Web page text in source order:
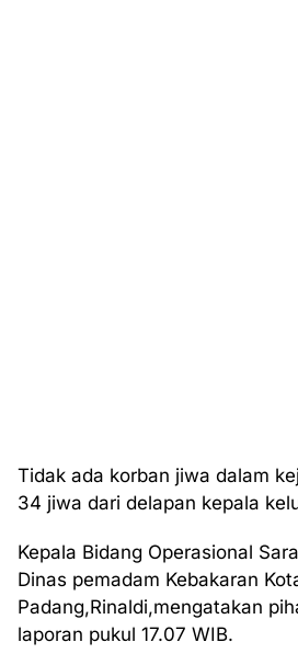
Tidak ada korban jiwa dalam
34 jiwa dari delapan kepala
Kepala Bidang Operasional
Dinas pemadam Kebakaran
Padang,Rinaldi,mengatakan
laporan pukul 17.07 WIB.